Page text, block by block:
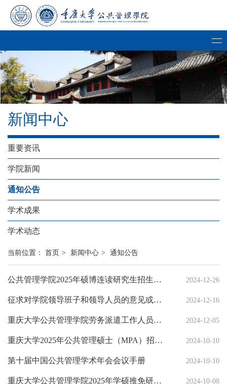
新闻中心
重要资讯
学院新闻
通知公告
学术成果
学术动态
当前位置： 首页 > 新闻中心 > 通知公告
公共管理学院2025年硕博连读研究生招生考核成绩公示 2024-12-26
征求对学院领导班子和领导人员的意见或建议的通知 2024-12-16
重庆大学公共管理学院劳务派遣工作人员招聘启事 2024-12-05
重庆大学2025年公共管理硕士（MPA）招生简章 2024-10-10
第十届中国公共管理学术年会会议手册 2024-10-10
重庆大学公共管理学院2025年学硕推免研究生复试成绩公示 2024-10-08